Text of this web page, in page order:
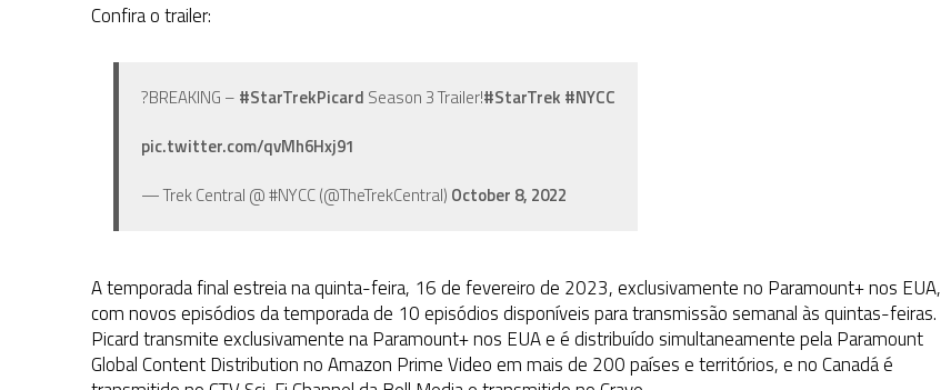
Confira o trailer:
?BREAKING – #StarTrekPicard Season 3 Trailer!#StarTrek #NYCC
pic.twitter.com/qvMh6Hxj91
— Trek Central @ #NYCC (@TheTrekCentral) October 8, 2022
A temporada final estreia na quinta-feira, 16 de fevereiro de 2023, exclusivamente no Paramount+ nos EUA,
com novos episódios da temporada de 10 episódios disponíveis para transmissão semanal às quintas-feiras.
Picard transmite exclusivamente na Paramount+ nos EUA e é distribuído simultaneamente pela Paramount
Global Content Distribution no Amazon Prime Video em mais de 200 países e territórios, e no Canadá é